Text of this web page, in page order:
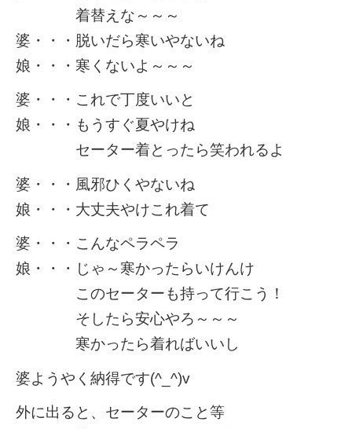
着替えな～～～
婆・・・脱いだら寒いやないね
娘・・・寒くないよ～～～
婆・・・これで丁度いいと
娘・・・もうすぐ夏やけね
セーター着とったら笑われるよ
婆・・・風邪ひくやないね
娘・・・大丈夫やけこれ着て
婆・・・こんなペラペラ
娘・・・じゃ～寒かったらいけんけ
このセーターも持って行こう！
そしたら安心やろ～～～
寒かったら着ればいいし
婆ようやく納得です(^_^)v
外に出ると、セーターのこと等